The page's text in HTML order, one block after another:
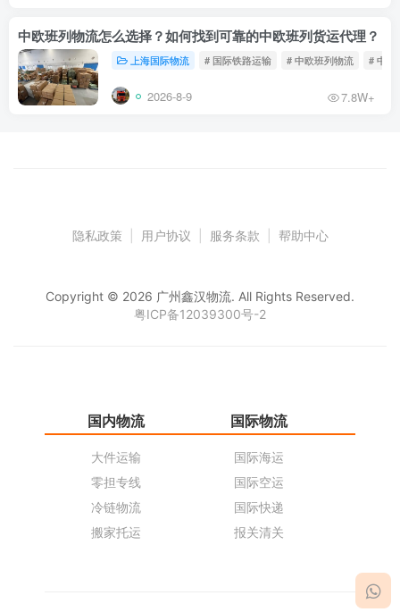
中欧班列物流怎么选择？如何找到可靠的中欧班列货运代理？
上海国际物流 # 国际铁路运输 # 中欧班列物流 # 中欧
2026-8-9 7.8W+
隐私政策 用户协议 服务条款 帮助中心
Copyright © 2026 广州鑫汉物流. All Rights Reserved.
粤ICP备12039300号-2
国内物流
大件运输
零担专线
冷链物流
搬家托运
国际物流
国际海运
国际空运
国际快递
报关清关